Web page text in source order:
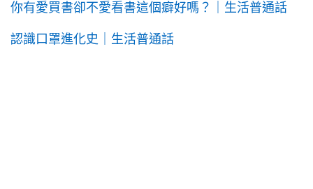
你有愛買書卻不愛看書這個癖好嗎？｜生活普通話
認識口罩進化史｜生活普通話